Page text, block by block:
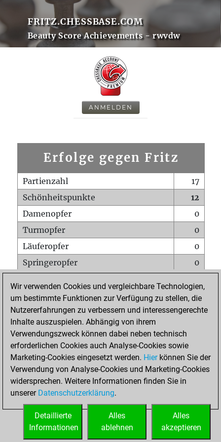
FRITZ.CHESSBASE.COM
Beauty Score Achievements - rwvdw
ANMELDEN
Erfolge gegen Fritz
Partienzahl
17
Schönheitspunkte
12
Damenopfer
0
Turmopfer
0
Läuferopfer
0
Springeropfer
0
Matt auf vollem Brett
0
Bauer setzt Matt
0
Erstickte Matts
Unterverwandlungen
Türme auf der siebten
0
STARTSEITE
Wir verwenden Cookies und vergleichbare Technologien,
um bestimmte Funktionen zur Verfügung zu stellen, die
Nutzererfahrungen zu verbessern und interessengerechte
Inhalte auszuspielen. Abhängig von ihrem
Verwendungszweck können dabei neben technisch
erforderlichen Cookies auch Analyse-Cookies sowie
Marketing-Cookies eingesetzt werden. Hierkönnen Sie der
Verwendung von Analyse-Cookies und Marketing-Cookies
widersprechen. Weitere Informationen finden Sie in
unserer Datenschutzerklärung.
Alles
akzeptieren
Alles
ablehnen
Detaillierte
Informationen